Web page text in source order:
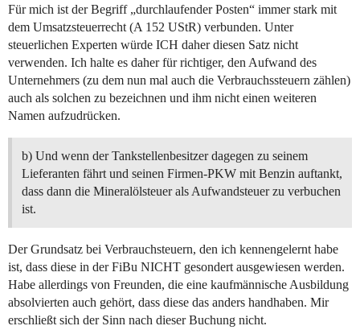
Für mich ist der Begriff „durchlaufender Posten“ immer stark mit
dem Umsatzsteuerrecht (A 152 UStR) verbunden. Unter
steuerlichen Experten würde ICH daher diesen Satz nicht
verwenden. Ich halte es daher für richtiger, den Aufwand des
Unternehmers (zu dem nun mal auch die Verbrauchssteuern zählen)
auch als solchen zu bezeichnen und ihm nicht einen weiteren
Namen aufzudrücken.
b) Und wenn der Tankstellenbesitzer dagegen zu seinem
Lieferanten fährt und seinen Firmen-PKW mit Benzin auftankt,
dass dann die Mineralölsteuer als Aufwandsteuer zu verbuchen
ist.
Der Grundsatz bei Verbrauchsteuern, den ich kennengelernt habe
ist, dass diese in der FiBu NICHT gesondert ausgewiesen werden.
Habe allerdings von Freunden, die eine kaufmännische Ausbildung
absolvierten auch gehört, dass diese das anders handhaben. Mir
erschließt sich der Sinn nach dieser Buchung nicht.